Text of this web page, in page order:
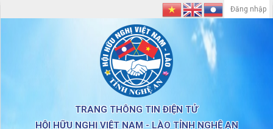
TRANG THÔNG TIN ĐIỆN TỬ
HỘI HỮU NGHỊ VIỆT NAM - LÀO TỈNH NGHỆ AN
Đăng nhập